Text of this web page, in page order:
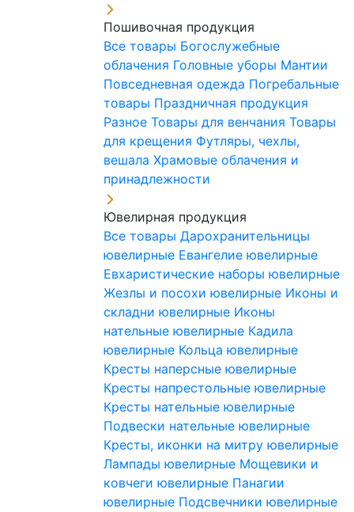
Пошивочная продукция
Все товары Богослужебные
облачения Головные уборы Мантии
Повседневная одежда Погребальные
товары Праздничная продукция
Разное Товары для венчания Товары
для крещения Футляры, чехлы,
вешала Храмовые облачения и
принадлежности
Ювелирная продукция
Все товары Дарохранительницы
ювелирные Евангелие ювелирные
Евхаристические наборы ювелирные
Жезлы и посохи ювелирные Иконы и
складни ювелирные Иконы
нательные ювелирные Кадила
ювелирные Кольца ювелирные
Кресты наперсные ювелирные
Кресты напрестольные ювелирные
Кресты нательные ювелирные
Подвески нательные ювелирные
Кресты, иконки на митру ювелирные
Лампады ювелирные Мощевики и
ковчеги ювелирные Панагии
ювелирные Подсвечники ювелирные